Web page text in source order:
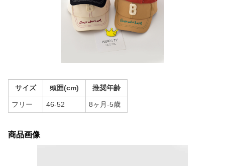
サイズ 頭囲(cm) 推奨年齢
フリー 46-52 8ヶ月-5歳
商品画像